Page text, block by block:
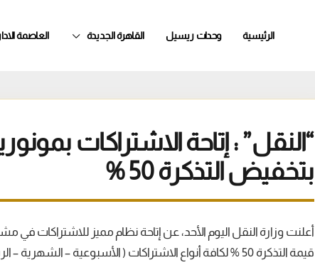
الرئيسية وحدات ريسيل القاهرة الجديدة العاصمة
“النقل” : إتاحة الاشتراكات
بتخفيض التذكرة 50 %
أعلنت وزارة النقل اليوم الأحد، عن إتاحة نظام مميز للاشتراكات
قيمة التذكرة 50 % لكافة أنواع الاشتراكات ( الأسبوعية –